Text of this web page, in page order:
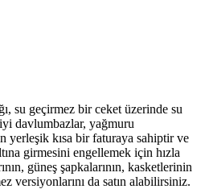
su geçirmez bir ceket üzerinde su
davlumbazlar, yağmuru
yerleşik kısa bir faturaya sahiptir ve
girmesini engellemek için hızla
güneş şapkalarının, kasketlerinin
versiyonlarını da satın alabilirsiniz.